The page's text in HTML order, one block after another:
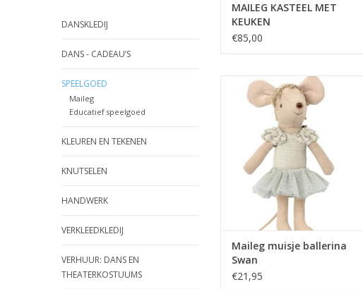
DANSKLEDIJ
DANS - CADEAU’S
SPEELGOED
Maileg
Educatief speelgoed
KLEUREN EN TEKENEN
KNUTSELEN
HANDWERK
VERKLEEDKLEDIJ
VERHUUR: DANS EN
THEATERKOSTUUMS
MAILEG KASTEEL MET
KEUKEN
€85,00
DANCE MOUSE, BIG SISTER -
SWAN LAKE
The beautiful Swan lake - a dance
mouse dressed as a real star.
She has magnets in her hands -
ready to perform for every
dance position.
Maileg muisje ballerina
Swan
€21,95